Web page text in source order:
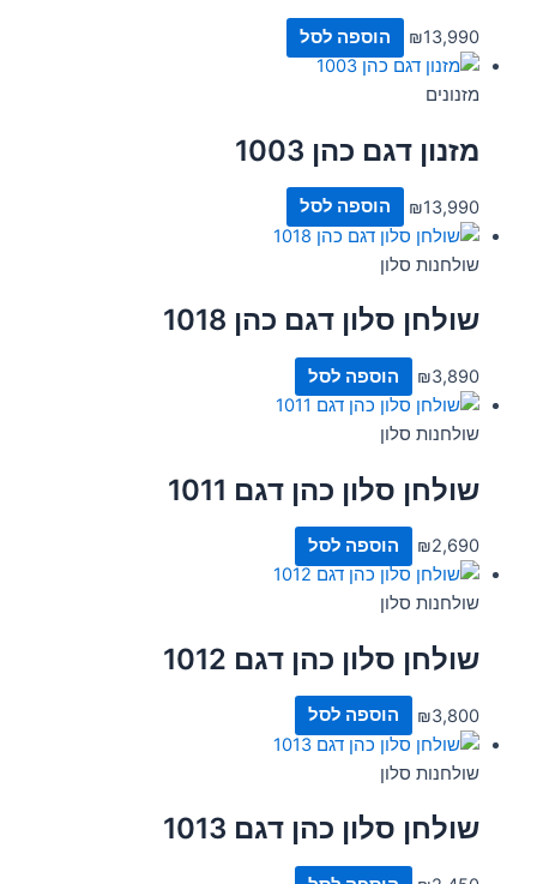
₪13,990 הוספה לסל
מזנונים
מזנון דגם כהן 1003
₪13,990 הוספה לסל
שולחנות סלון
שולחן סלון דגם כהן 1018
₪3,890 הוספה לסל
שולחנות סלון
שולחן סלון כהן דגם 1011
₪2,690 הוספה לסל
שולחנות סלון
שולחן סלון כהן דגם 1012
₪3,800 הוספה לסל
שולחנות סלון
שולחן סלון כהן דגם 1013